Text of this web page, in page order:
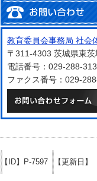
教育委員会事務局 社会
〒311-4303 茨城県東
電話番号：029-288-
ファクス番号：029-
【ID】 P-7597 【更新日】